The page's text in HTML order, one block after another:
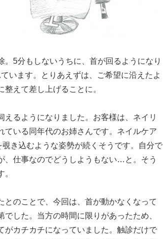
5分もしないうちに、首が回るようになり
います。とりあえずは、ご希望に沿えたよ
えて差し上げることに。
るようになりました。お客様は、ネイリ
ている同年代のお姉さんです。ネイルケア
き込むような姿勢が続くそうです。自分で
、仕事なのでどうしようもない…と。そう
のことで、今回は、首が動かなくなって
した。当方の時間に限りがあったため、
がカチカチになっていました。触診だけで